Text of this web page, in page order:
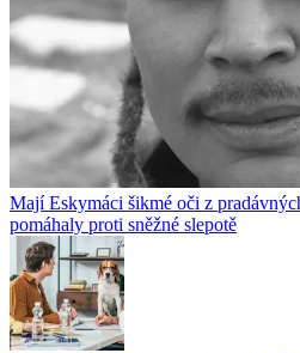
Mají Eskymáci šikmé oči z
pomáhaly proti sněžné slepotě